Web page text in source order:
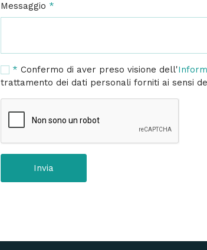
Messaggio *
* Confermo di aver preso visione dell'
trattamento dei dati personali forniti ai sensi
Invia